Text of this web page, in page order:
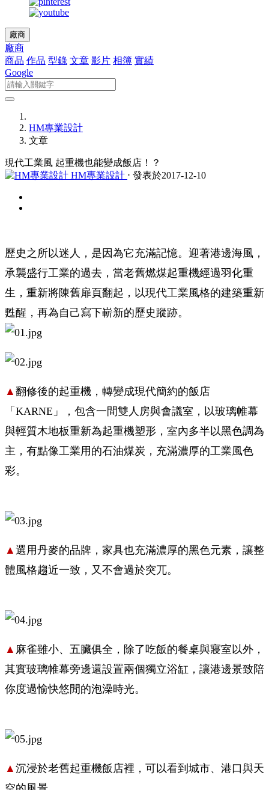
廠商
廠商
商品 作品 型錄 文章 影片 相簿 實績
Google
HM專業設計
文章
現代工業風 起重機也能變成飯店！？
HM專業設計 ⋅ 發表於2017-12-10
歷史之所以迷人，是因為它充滿記憶。迎著港邊海風，
承襲盛行工業的過去，當老舊燃煤起重機經過羽化重
生，重新將陳舊扉頁翻起，以現代工業風格的建築重新
甦醒，再為自己寫下嶄新的歷史蹤跡。
▲ 翻修後的起重機，轉變成現代簡約的飯店
「KARNE」，包含一間雙人房與會議室，以玻璃帷幕
與輕質木地板重新為起重機塑形， 室內多半以黑色調為
主，有點像工業用的石油煤炭，充滿濃厚的工業風色
彩。
▲ 選用丹麥的品牌，家具也充滿濃厚的黑色元素，讓整
體風格趨近一致，又不會過於突兀。
▲ 麻雀雖小、五臟俱全，除了吃飯的餐桌與寢室以外，
其實玻璃帷幕旁邊還設置兩個獨立浴缸，讓港邊景致陪
你度過愉快悠閒的泡澡時光。
▲ 沉浸於老舊起重機飯店裡，可以看到城市、港口與天